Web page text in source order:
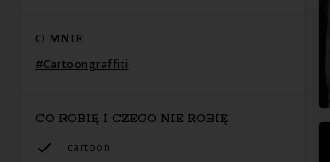
O MNIE
#Cartoongraffiti
CO ROBIĘ I CZEGO NIE ROBIĘ
cartoon